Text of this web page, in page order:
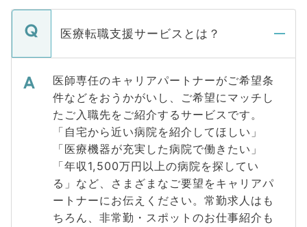
医療転職支援サービスとは？
医師専任のキャリアパートナーがご希望条
件などをおうかがいし、ご希望にマッチし
たご入職先をご紹介するサービスです。
「自宅から近い病院を紹介してほしい」
「医療機器が充実した病院で働きたい」
「年収1,500万円以上の病院を探してい
る」など、さまざまなご要望をキャリアパ
ートナーにお伝えください。常勤求人はも
ちろん、非常勤・スポットのお仕事紹介も